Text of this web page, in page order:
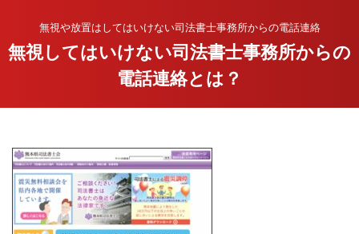
無視や放置はしてはいけない司法書士事務所からの電話連絡
無視してはいけない司法書士事務所からの
電話連絡とは？